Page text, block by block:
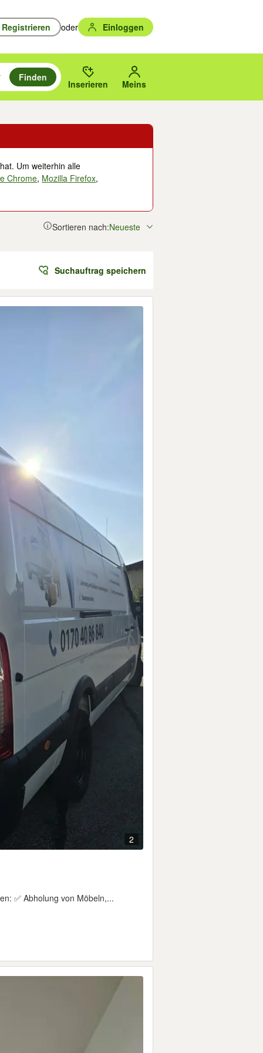
Registrieren oder Einloggen
und mit Eingabetaste auswählen.
zu suchen, oder Vorschläge mit den Pfeiltasten nach oben/
gewählten Orts oder PLZ.
Finden
Inserieren Meins
Um weiterhin alle
Chrome, Mozilla Firefox,
Sortieren nach:Neueste
Suchauftrag speichern
2
✅ Abholung von Möbeln,...